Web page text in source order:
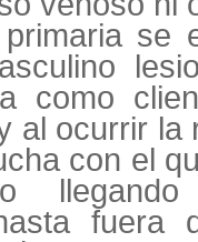
se
como
al ocurrir la
con el
fuera